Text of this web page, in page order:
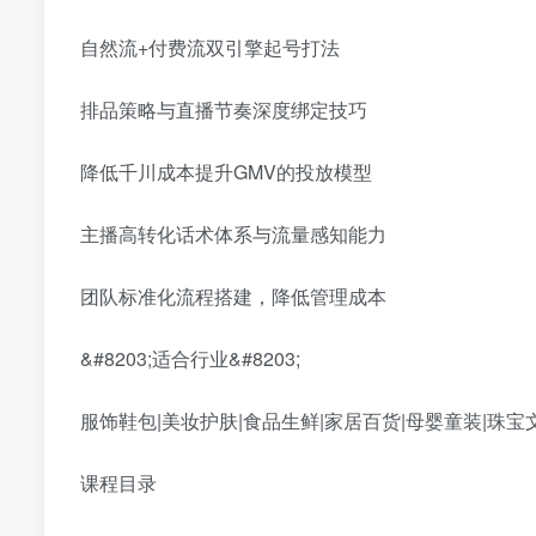
自然流+付费流双引擎起号打法
排品策略与直播节奏深度绑定技巧
降低千川成本提升GMV的投放模型
主播高转化话术体系与流量感知能力
团队标准化流程搭建，降低管理成本
&#8203;适合行业&#8203;
服饰鞋包|美妆护肤|食品生鲜|家居百货|母婴童装|珠宝
课程目录